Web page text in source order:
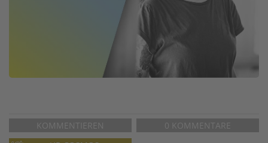
KOMMENTIEREN
0 KOMMENTARE